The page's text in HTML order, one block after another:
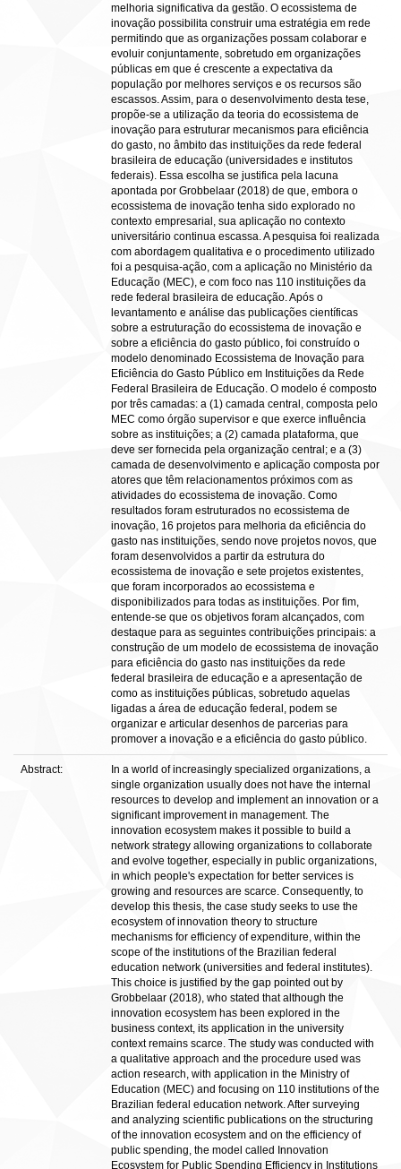
melhoria significativa da gestão. O ecossistema de
inovação possibilita construir uma estratégia em rede
permitindo que as organizações possam colaborar e
evoluir conjuntamente, sobretudo em organizações
públicas em que é crescente a expectativa da
população por melhores serviços e os recursos são
escassos. Assim, para o desenvolvimento desta tese,
propõe-se a utilização da teoria do ecossistema de
inovação para estruturar mecanismos para eficiência
do gasto, no âmbito das instituições da rede federal
brasileira de educação (universidades e institutos
federais). Essa escolha se justifica pela lacuna
apontada por Grobbelaar (2018) de que, embora o
ecossistema de inovação tenha sido explorado no
contexto empresarial, sua aplicação no contexto
universitário continua escassa. A pesquisa foi realizada
com abordagem qualitativa e o procedimento utilizado
foi a pesquisa-ação, com a aplicação no Ministério da
Educação (MEC), e com foco nas 110 instituições da
rede federal brasileira de educação. Após o
levantamento e análise das publicações científicas
sobre a estruturação do ecossistema de inovação e
sobre a eficiência do gasto público, foi construído o
modelo denominado Ecossistema de Inovação para
Eficiência do Gasto Público em Instituições da Rede
Federal Brasileira de Educação. O modelo é composto
por três camadas: a (1) camada central, composta pelo
MEC como órgão supervisor e que exerce influência
sobre as instituições; a (2) camada plataforma, que
deve ser fornecida pela organização central; e a (3)
camada de desenvolvimento e aplicação composta por
atores que têm relacionamentos próximos com as
atividades do ecossistema de inovação. Como
resultados foram estruturados no ecossistema de
inovação, 16 projetos para melhoria da eficiência do
gasto nas instituições, sendo nove projetos novos, que
foram desenvolvidos a partir da estrutura do
ecossistema de inovação e sete projetos existentes,
que foram incorporados ao ecossistema e
disponibilizados para todas as instituições. Por fim,
entende-se que os objetivos foram alcançados, com
destaque para as seguintes contribuições principais: a
construção de um modelo de ecossistema de inovação
para eficiência do gasto nas instituições da rede
federal brasileira de educação e a apresentação de
como as instituições públicas, sobretudo aquelas
ligadas a área de educação federal, podem se
organizar e articular desenhos de parcerias para
promover a inovação e a eficiência do gasto público.
Abstract:
In a world of increasingly specialized organizations, a
single organization usually does not have the internal
resources to develop and implement an innovation or a
significant improvement in management. The
innovation ecosystem makes it possible to build a
network strategy allowing organizations to collaborate
and evolve together, especially in public organizations,
in which people's expectation for better services is
growing and resources are scarce. Consequently, to
develop this thesis, the case study seeks to use the
ecosystem of innovation theory to structure
mechanisms for efficiency of expenditure, within the
scope of the institutions of the Brazilian federal
education network (universities and federal institutes).
This choice is justified by the gap pointed out by
Grobbelaar (2018), who stated that although the
innovation ecosystem has been explored in the
business context, its application in the university
context remains scarce. The study was conducted with
a qualitative approach and the procedure used was
action research, with application in the Ministry of
Education (MEC) and focusing on 110 institutions of the
Brazilian federal education network. After surveying
and analyzing scientific publications on the structuring
of the innovation ecosystem and on the efficiency of
public spending, the model called Innovation
Ecosystem for Public Spending Efficiency in Institutions